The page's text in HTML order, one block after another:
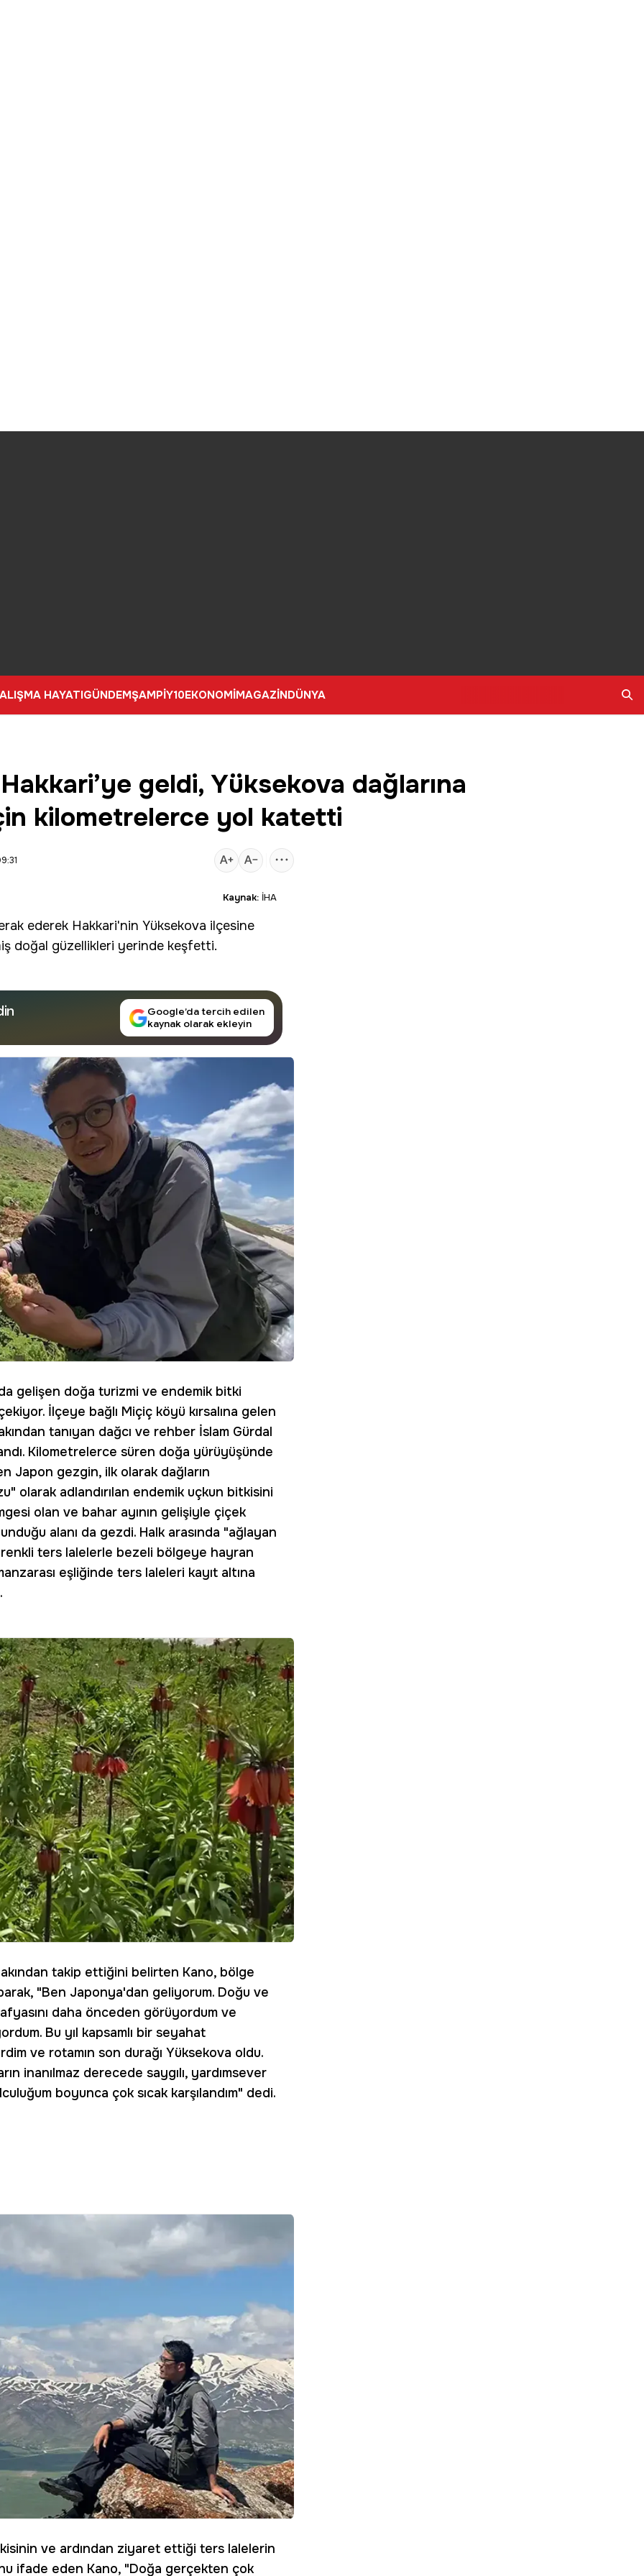
HAYATIGÜNDEMŞAMPİY10EKONOMİMAGAZİNDÜNYA
geldi, Yüksekova dağlarına
kilometrelerce yol katetti
Kaynak: İHA
ederek Hakkari'nin Yüksekova ilçesine
doğal güzellikleri yerinde keşfetti.
Google’da tercih edilen
kaynak olarak ekleyin
gelişen doğa turizmi ve endemik bitki
İlçeye bağlı Miçiç köyü kırsalına gelen
tanıyan dağcı ve rehber İslam Gürdal
Kilometrelerce süren doğa yürüyüşünde
Japon gezgin, ilk olarak dağların
olarak adlandırılan endemik uçkun bitkisini
olan ve bahar ayının gelişiyle çiçek
alanı da gezdi. Halk arasında "ağlayan
renkli ters lalelerle bezeli bölgeye hayran
eşliğinde ters laleleri kayıt altına
takip ettiğini belirten Kano, bölge
"Ben Japonya'dan geliyorum. Doğu ve
daha önceden görüyordum ve
Bu yıl kapsamlı bir seyahat
ve rotamın son durağı Yüksekova oldu.
inanılmaz derecede saygılı, yardımsever
boyunca çok sıcak karşılandım" dedi.
ve ardından ziyaret ettiği ters lalelerin
ifade eden Kano, "Doğa gerçekten çok